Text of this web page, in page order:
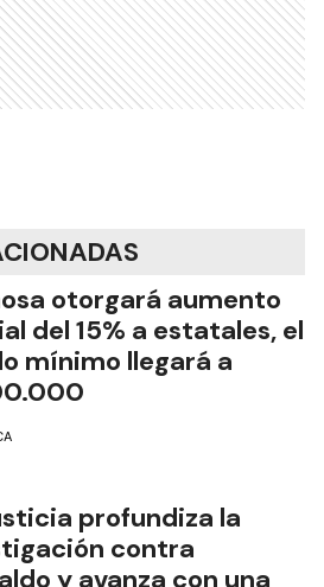
otorgará aumento
del 15% a estatales, el
mínimo llegará a
profundiza la
contra
y avanza con una